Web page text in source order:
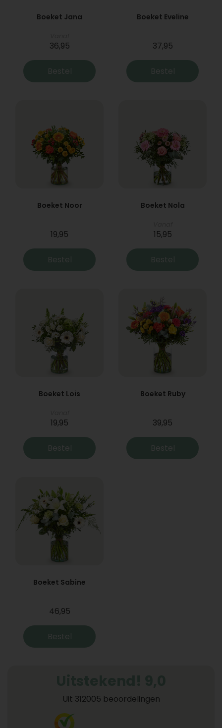
Boeket Jana
36,95
Bestel
Boeket Eveline
37,95
Bestel
Boeket Noor
19,95
Bestel
Boeket Nola
15,95
Bestel
Boeket Lois
19,95
Bestel
Boeket Ruby
39,95
Bestel
Boeket Sabine
46,95
Bestel
Uit 312005 beoordelingen